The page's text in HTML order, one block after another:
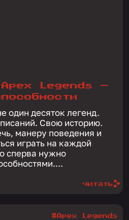
Legends —
один десяток легенд.
Свою историю.
манеру поведения и
играть на каждой
сперва нужно
читать
#Apex Legends